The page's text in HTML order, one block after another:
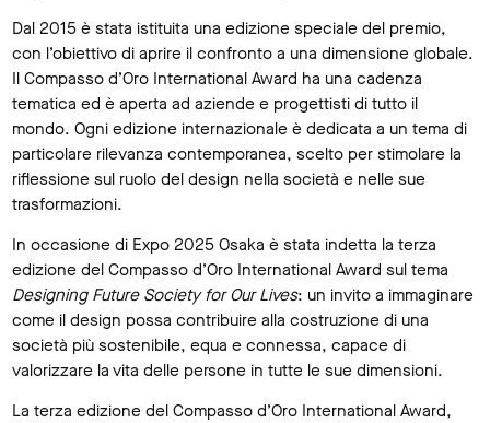
Dal 2015 è stata istituita una edizione speciale del premio,
con l’obiettivo di aprire il confronto a una dimensione globale.
Il Compasso d’Oro International Award ha una cadenza
tematica ed è aperta ad aziende e progettisti di tutto il
mondo. Ogni edizione internazionale è dedicata a un tema di
particolare rilevanza contemporanea, scelto per stimolare la
riflessione sul ruolo del design nella società e nelle sue
trasformazioni.
In occasione di Expo 2025 Osaka è stata indetta la terza
edizione del Compasso d’Oro International Award sul tema
Designing Future Society for Our Lives: un invito a immaginare
come il design possa contribuire alla costruzione di una
società più sostenibile, equa e connessa, capace di
valorizzare la vita delle persone in tutte le sue dimensioni.
La terza edizione del Compasso d’Oro International Award,